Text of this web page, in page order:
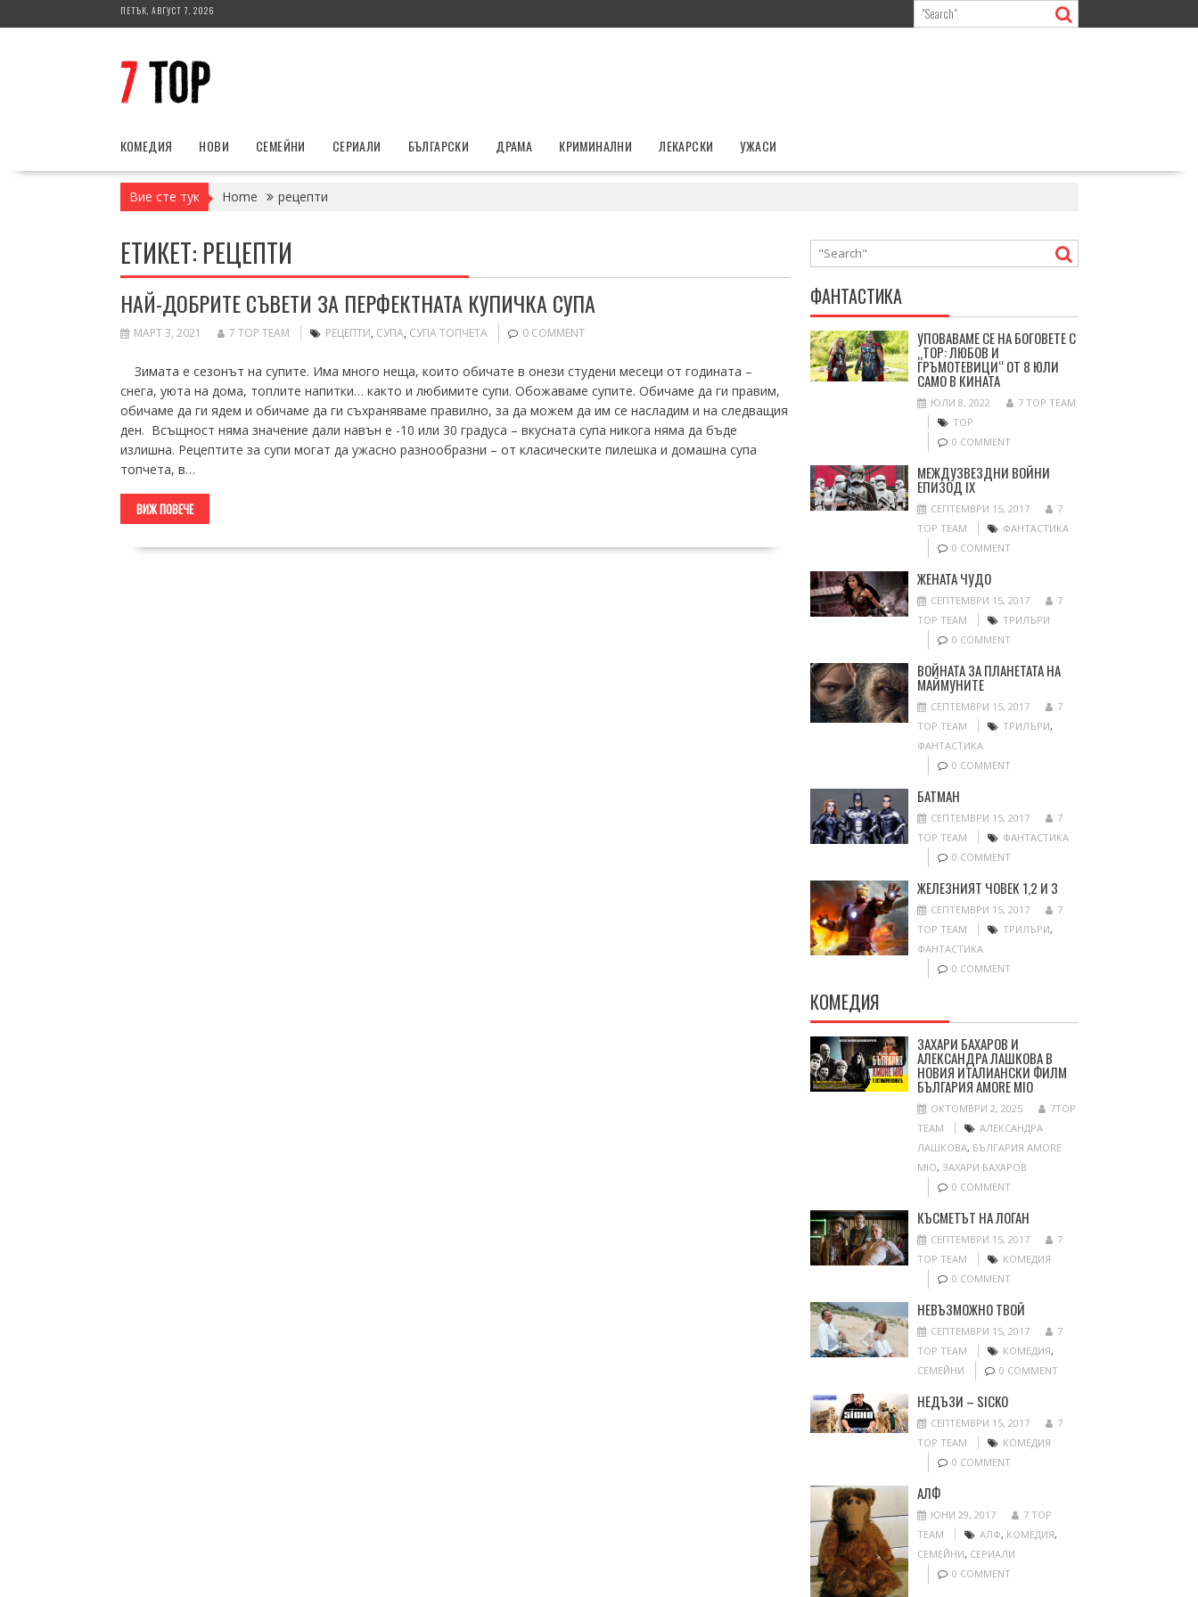
to
ПЕТЪК, АВГУСТ 7, 2026
КОМЕДИЯ НОВИ СЕМЕЙНИ СЕРИАЛИ БЪЛГАРСКИ ДРАМА КРИМИНАЛНИ ЛЕКАРСКИ УЖАСИ
Вие сте тук Home рецепти
ЕТИКЕТ: РЕЦЕПТИ
НАЙ-ДОБРИТЕ СЪВЕТИ ЗА ПЕРФЕКТНАТА КУПИЧКА СУПА
МАРТ 3, 2021 7 TOP TEAM РЕЦЕПТИ, СУПА, СУПА ТОПЧЕТА 0 COMMENT
Зимата е сезонът на супите. Има много неща, които обичате в онези студени месеци от годината –
снега, уюта на дома, топлите напитки… както и любимите супи. Обожаваме супите. Обичаме да ги правим,
обичаме да ги ядем и обичаме да ги съхраняваме правилно, за да можем да им се насладим и на следващия
ден. Всъщност няма значение дали навън е -10 или 30 градуса – вкусната супа никога няма да бъде
излишна. Рецептите за супи могат да ужасно разнообразни – от класическите пилешка и домашна супа
топчета, в…
ВИЖ ПОВЕЧЕ
ФАНТАСТИКА
УПОВАВАМЕ СЕ НА БОГОВЕТЕ С
„ТОР: ЛЮБОВ И
ГРЪМОТЕВИЦИ“ ОТ 8 ЮЛИ
САМО В КИНАТА
ЮЛИ 8, 2022
7 TOP TEAM
ТОР
0 COMMENT
МЕЖДУЗВЕЗДНИ ВОЙНИ
ЕПИЗОД IX
СЕПТЕМВРИ 15, 2017
7
TOP TEAM
ФАНТАСТИКА
0 COMMENT
ЖЕНАТА ЧУДО
СЕПТЕМВРИ 15, 2017
7
TOP TEAM
ТРИЛЪРИ
0 COMMENT
ВОЙНАТА ЗА ПЛАНЕТАТА НА
МАЙМУНИТЕ
СЕПТЕМВРИ 15, 2017
7
TOP TEAM
ТРИЛЪРИ,
ФАНТАСТИКА
0 COMMENT
БАТМАН
СЕПТЕМВРИ 15, 2017
7
TOP TEAM
ФАНТАСТИКА
0 COMMENT
ЖЕЛЕЗНИЯТ ЧОВЕК 1,2 И 3
СЕПТЕМВРИ 15, 2017
7
TOP TEAM
ТРИЛЪРИ,
ФАНТАСТИКА
0 COMMENT
КОМЕДИЯ
ЗАХАРИ БАХАРОВ И
АЛЕКСАНДРА ЛАШКОВА В
НОВИЯ ИТАЛИАНСКИ ФИЛМ
БЪЛГАРИЯ AMORE MIO
ОКТОМВРИ 2, 2025
7TOP
TEAM
АЛЕКСАНДРА
ЛАШКОВА, БЪЛГАРИЯ AMORE
MIO, ЗАХАРИ БАХАРОВ
0 COMMENT
КЪСМЕТЪТ НА ЛОГАН
СЕПТЕМВРИ 15, 2017
7
TOP TEAM
КОМЕДИЯ
0 COMMENT
НЕВЪЗМОЖНО ТВОЙ
СЕПТЕМВРИ 15, 2017
7
TOP TEAM
КОМЕДИЯ,
СЕМЕЙНИ
0 COMMENT
НЕДЪЗИ – SICKO
СЕПТЕМВРИ 15, 2017
7
TOP TEAM
КОМЕДИЯ
0 COMMENT
АЛФ
ЮНИ 29, 2017
7 TOP
TEAM
АЛФ, КОМЕДИЯ,
СЕМЕЙНИ, СЕРИАЛИ
0 COMMENT